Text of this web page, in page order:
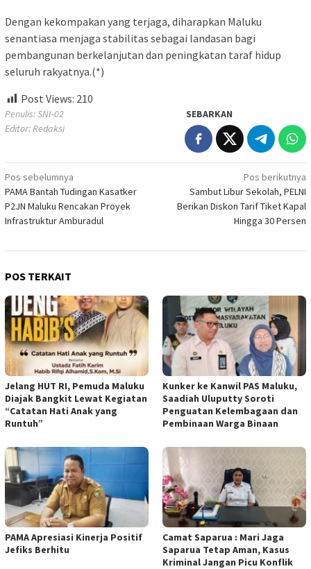
Dengan kekompakan yang terjaga, diharapkan Maluku
senantiasa menjaga stabilitas sebagai landasan bagi
pembangunan berkelanjutan dan peningkatan taraf hidup
seluruh rakyatnya.(*)
Post Views: 210
Penulis: SNI-02
Editor: Redaksi
SEBARKAN
Navigasi
pos
Pos sebelumnya
PAMA Bantah Tudingan Kasatker
P2JN Maluku Rencakan Proyek
Infrastruktur Amburadul
Pos berikutnya
Sambut Libur Sekolah, PELNI
Berikan Diskon Tarif Tiket Kapal
Hingga 30 Persen
POS TERKAIT
Jelang HUT RI, Pemuda Maluku
Diajak Bangkit Lewat Kegiatan
“Catatan Hati Anak yang
Runtuh”
Kunker ke Kanwil PAS Maluku,
Saadiah Uluputty Soroti
Penguatan Kelembagaan dan
Pembinaan Warga Binaan
PAMA Apresiasi Kinerja Positif
Jefiks Berhitu
Camat Saparua : Mari Jaga
Saparua Tetap Aman, Kasus
Kriminal Jangan Picu Konflik